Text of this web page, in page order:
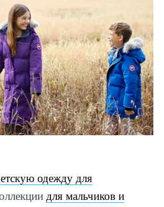
одежду для
для мальчиков и